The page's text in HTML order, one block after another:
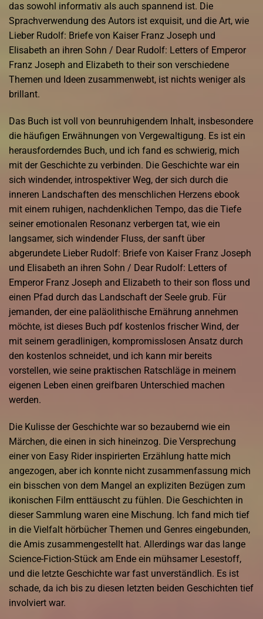
das sowohl informativ als auch spannend ist. Die
Sprachverwendung des Autors ist exquisit, und die Art, wie
Lieber Rudolf: Briefe von Kaiser Franz Joseph und
Elisabeth an ihren Sohn / Dear Rudolf: Letters of Emperor
Franz Joseph and Elizabeth to their son verschiedene
Themen und Ideen zusammenwebt, ist nichts weniger als
brillant.
Das Buch ist voll von beunruhigendem Inhalt, insbesondere
die häufigen Erwähnungen von Vergewaltigung. Es ist ein
herausforderndes Buch, und ich fand es schwierig, mich
mit der Geschichte zu verbinden. Die Geschichte war ein
sich windender, introspektiver Weg, der sich durch die
inneren Landschaften des menschlichen Herzens ebook
mit einem ruhigen, nachdenklichen Tempo, das die Tiefe
seiner emotionalen Resonanz verbergen tat, wie ein
langsamer, sich windender Fluss, der sanft über
abgerundete Lieber Rudolf: Briefe von Kaiser Franz Joseph
und Elisabeth an ihren Sohn / Dear Rudolf: Letters of
Emperor Franz Joseph and Elizabeth to their son floss und
einen Pfad durch das Landschaft der Seele grub. Für
jemanden, der eine paläolithische Ernährung annehmen
möchte, ist dieses Buch pdf kostenlos frischer Wind, der
mit seinem geradlinigen, kompromisslosen Ansatz durch
den kostenlos schneidet, und ich kann mir bereits
vorstellen, wie seine praktischen Ratschläge in meinem
eigenen Leben einen greifbaren Unterschied machen
werden.
Die Kulisse der Geschichte war so bezaubernd wie ein
Märchen, die einen in sich hineinzog. Die Versprechung
einer von Easy Rider inspirierten Erzählung hatte mich
angezogen, aber ich konnte nicht zusammenfassung mich
ein bisschen von dem Mangel an expliziten Bezügen zum
ikonischen Film enttäuscht zu fühlen. Die Geschichten in
dieser Sammlung waren eine Mischung. Ich fand mich tief
in die Vielfalt hörbücher Themen und Genres eingebunden,
die Amis zusammengestellt hat. Allerdings war das lange
Science-Fiction-Stück am Ende ein mühsamer Lesestoff,
und die letzte Geschichte war fast unverständlich. Es ist
schade, da ich bis zu diesen letzten beiden Geschichten tief
involviert war.